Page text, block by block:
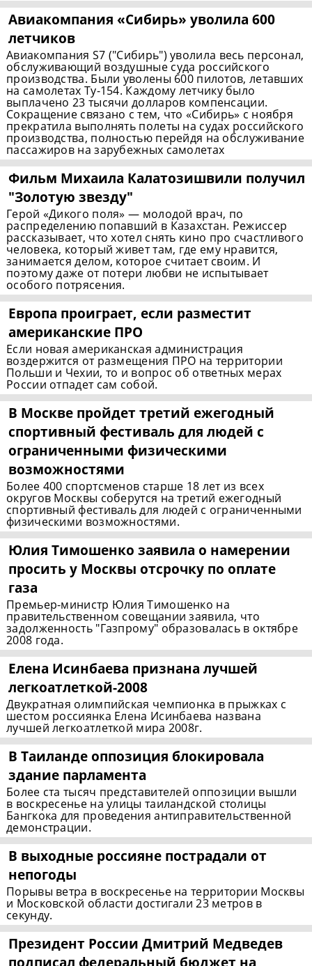
Авиакомпания «Сибирь» уволила 600
летчиков
Авиакомпания S7 ("Сибирь") уволила весь персонал,
обслуживающий воздушные суда российского
производства. Были уволены 600 пилотов, летавших
на самолетах Ту-154. Каждому летчику было
выплачено 23 тысячи долларов компенсации.
Сокращение связано с тем, что «Сибирь» с ноября
прекратила выполнять полеты на судах российского
производства, полностью перейдя на обслуживание
пассажиров на зарубежных самолетах
Фильм Михаила Калатозишвили получил
"Золотую звезду"
Герой «Дикого поля» — молодой врач, по
распределению попавший в Казахстан. Режиссер
рассказывает, что хотел снять кино про счастливого
человека, который живет там, где ему нравится,
занимается делом, которое считает своим. И
поэтому даже от потери любви не испытывает
особого потрясения.
Европа проиграет, если разместит
американские ПРО
Если новая американская администрация
воздержится от размещения ПРО на территории
Польши и Чехии, то и вопрос об ответных мерах
России отпадет сам собой.
В Москве пройдет третий ежегодный
спортивный фестиваль для людей с
ограниченными физическими
возможностями
Более 400 спортсменов старше 18 лет из всех
округов Москвы соберутся на третий ежегодный
спортивный фестиваль для людей с ограниченными
физическими возможностями.
Юлия Тимошенко заявила о намерении
просить у Москвы отсрочку по оплате
газа
Премьер-министр Юлия Тимошенко на
правительственном совещании заявила, что
задолженность "Газпрому" образовалась в октябре
2008 года.
Елена Исинбаева признана лучшей
легкоатлеткой-2008
Двукратная олимпийская чемпионка в прыжках с
шестом россиянка Елена Исинбаева названа
лучшей легкоатлеткой мира 2008г.
В Таиланде оппозиция блокировала
здание парламента
Более ста тысяч представителей оппозиции вышли
в воскресенье на улицы таиландской столицы
Бангкока для проведения антиправительственной
демонстрации.
В выходные россияне пострадали от
непогоды
Порывы ветра в воскресенье на территории Москвы
и Московской области достигали 23 метров в
секунду.
Президент России Дмитрий Медведев